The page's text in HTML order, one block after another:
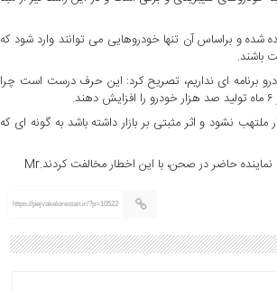
و براساس آن تنها خودروهایی می توانند وارد شود که
برنامه ای نداریم، تصریح کرد: این حرف درست است چرا
نشود و اثر مثبتی بر بازار داشته باشد به گونه ای که
https://pejvakelorestan.ir/?p=10522